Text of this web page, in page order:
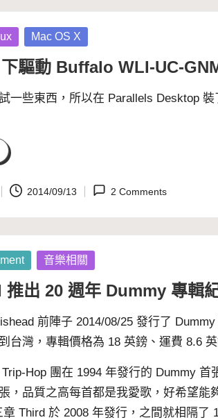
Mac OS X
驅動 Buffalo WLI-UC-
一些東西，所以在 Parallels Desktop
2014/09/13 2 Comments
音樂相關
出 20 週年 Dummy 專輯
前陣子 2014/08/25 發行了 Dummy
台灣，專輯價格為 18 英鎊、運費 8.6
Hop 團在 1994 年發行的 Dummy
，品質之高每首都是我愛歌，好希望能
章 Third 於 2008 年發行，之間就相隔了